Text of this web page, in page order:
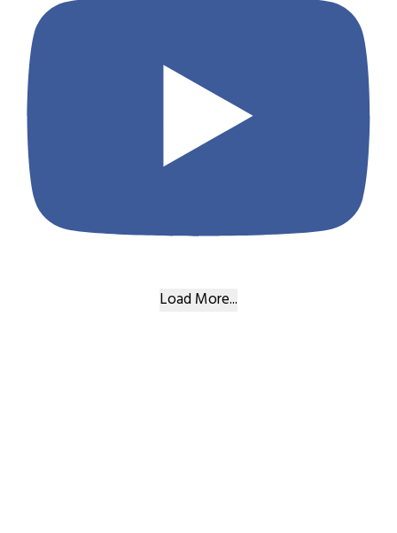
Load More...